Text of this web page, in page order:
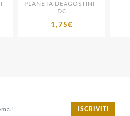
PLANETA DEAGOSTINI -
DC
1,75€
ISCRIVITI